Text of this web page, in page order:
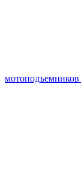
мотоподъемников